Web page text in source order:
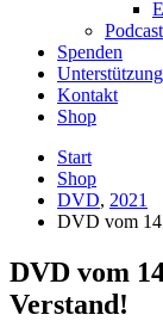
Podcast
Spenden
Unterstützung
Kontakt
Shop
Start
Shop
DVD, 2021
DVD vom
DVD vom
Verstand!